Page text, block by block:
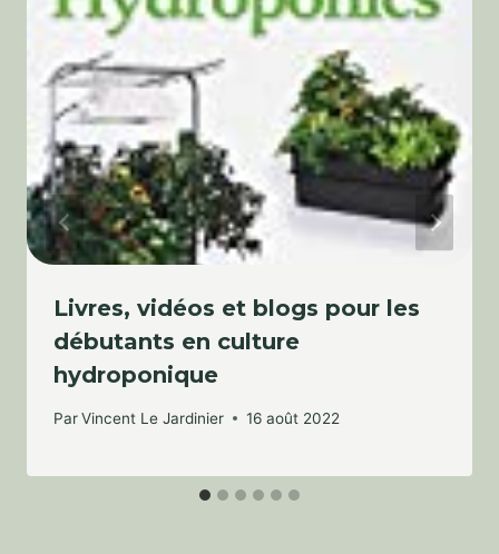
Livres, vidéos et blogs pour les
débutants en culture
hydroponique
ParVincent Le Jardinier 16 août 2022